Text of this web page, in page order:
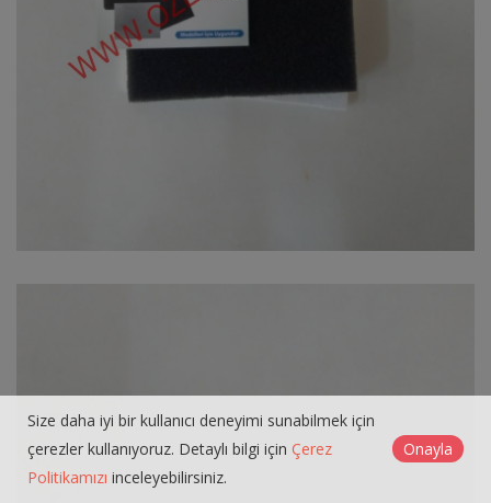
Size daha iyi bir kullanıcı deneyimi sunabilmek için
çerezler kullanıyoruz. Detaylı bilgi için Çerez
Politikamızı inceleyebilirsiniz.
Onayla